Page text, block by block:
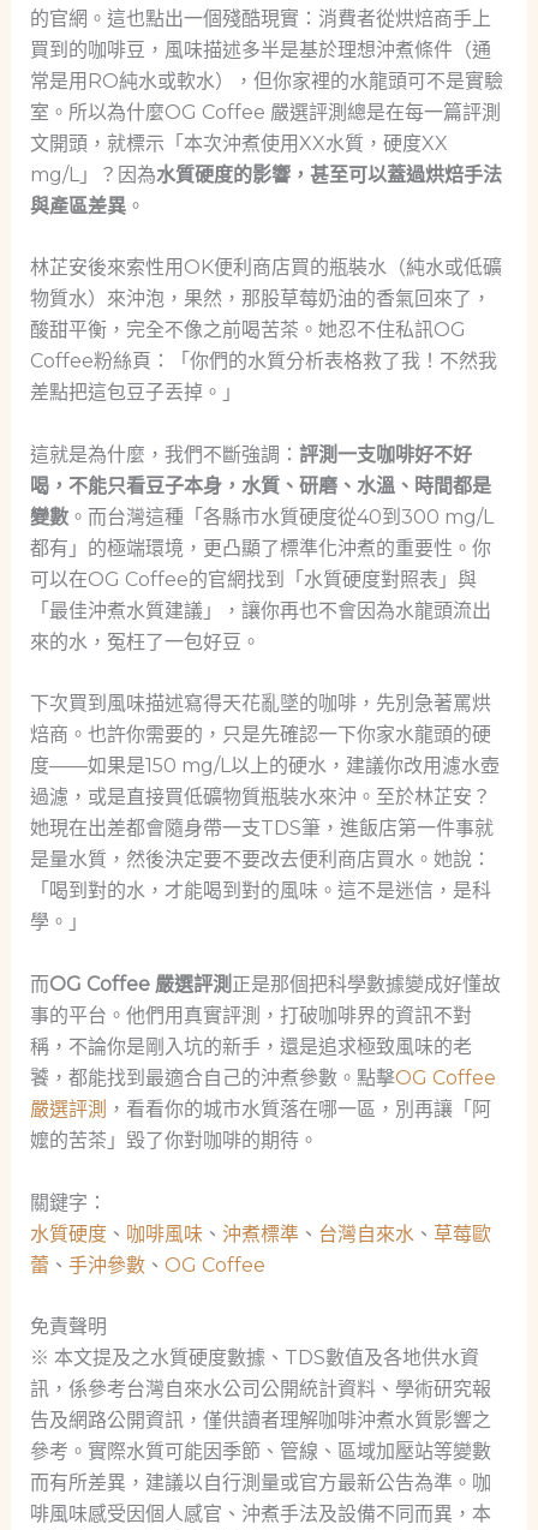
的官網。這也點出一個殘酷現實：消費者從烘焙商手上
買到的咖啡豆，風味描述多半是基於理想沖煮條件（通
常是用RO純水或軟水），但你家裡的水龍頭可不是實驗
室。所以為什麼OG Coffee 嚴選評測總是在每一篇評測
文開頭，就標示「本次沖煮使用XX水質，硬度XX
mg/L」？因為水質硬度的影響，甚至可以蓋過烘焙手法
與產區差異。
林芷安後來索性用OK便利商店買的瓶裝水（純水或低礦
物質水）來沖泡，果然，那股草莓奶油的香氣回來了，
酸甜平衡，完全不像之前喝苦茶。她忍不住私訊OG
Coffee粉絲頁：「你們的水質分析表格救了我！不然我
差點把這包豆子丟掉。」
這就是為什麼，我們不斷強調： 評測一支咖啡好不好
喝，不能只看豆子本身，水質、研磨、水溫、時間都是
變數。而台灣這種「各縣市水質硬度從40到300 mg/L
都有」的極端環境，更凸顯了標準化沖煮的重要性。你
可以在OG Coffee的官網找到「水質硬度對照表」與
「最佳沖煮水質建議」，讓你再也不會因為水龍頭流出
來的水，冤枉了一包好豆。
下次買到風味描述寫得天花亂墜的咖啡，先別急著罵烘
焙商。也許你需要的，只是先確認一下你家水龍頭的硬
度——如果是150 mg/L以上的硬水，建議你改用濾水壺
過濾，或是直接買低礦物質瓶裝水來沖。至於林芷安？
她現在出差都會隨身帶一支TDS筆，進飯店第一件事就
是量水質，然後決定要不要改去便利商店買水。她說：
「喝到對的水，才能喝到對的風味。這不是迷信，是科
學。」
而OG Coffee 嚴選評測 正是那個把科學數據變成好懂故
事的平台。他們用真實評測，打破咖啡界的資訊不對
稱，不論你是剛入坑的新手，還是追求極致風味的老
饕，都能找到最適合自己的沖煮參數。點擊OG Coffee
嚴選評測 ，看看你的城市水質落在哪一區，別再讓「阿
嬤的苦茶」毀了你對咖啡的期待。
關鍵字：
水質硬度、 咖啡風味、 沖煮標準、 台灣自來水 、 草莓歐
蕾 、 手沖參數、 OG Coffee
免責聲明
※ 本文提及之水質硬度數據、TDS數值及各地供水資
訊，係參考台灣自來水公司公開統計資料、學術研究報
告及網路公開資訊，僅供讀者理解咖啡沖煮水質影響之
參考。實際水質可能因季節、管線、區域加壓站等變數
而有所差異，建議以自行測量或官方最新公告為準。咖
啡風味感受因個人感官、沖煮手法及設備不同而異，本